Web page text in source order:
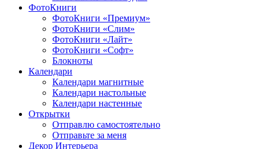
ФотоКниги
ФотоКниги «Премиум»
ФотоКниги «Слим»
ФотоКниги «Лайт»
ФотоКниги «Софт»
Блокноты
Календари
Календари магнитные
Календари настольные
Календари настенные
Открытки
Отправлю самостоятельно
Отправьте за меня
Декор Интерьера